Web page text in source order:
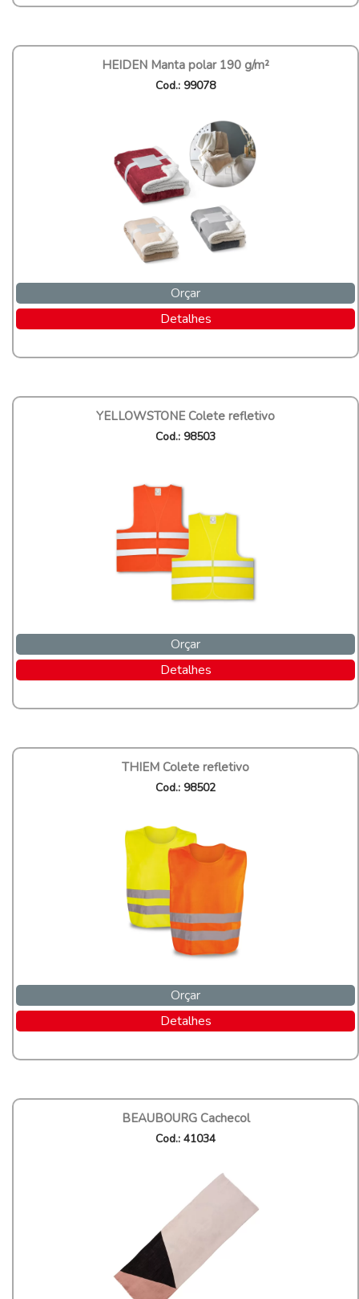
HEIDEN Manta polar 190 g/m²
Cod.: 99078
Orçar
Detalhes
YELLOWSTONE Colete refletivo
Cod.: 98503
Orçar
Detalhes
THIEM Colete refletivo
Cod.: 98502
Orçar
Detalhes
BEAUBOURG Cachecol
Cod.: 41034